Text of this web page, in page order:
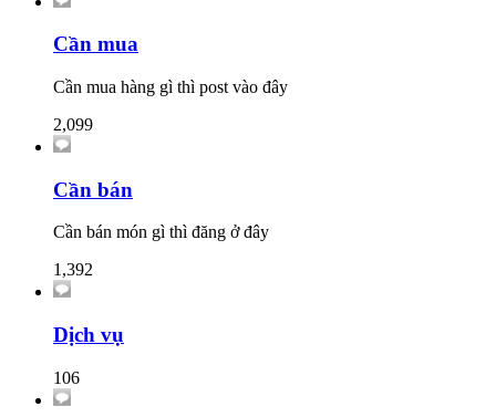
Cần mua
Cần mua hàng gì thì post vào đây
2,099
Cần bán
Cần bán món gì thì đăng ở đây
1,392
Dịch vụ
106